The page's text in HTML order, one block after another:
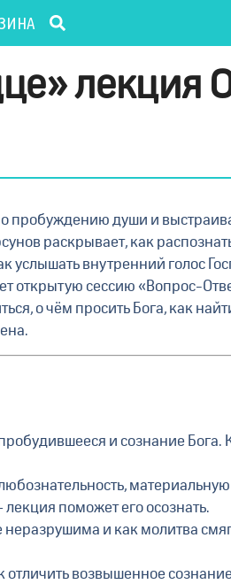
лекция
пробуждению души и
раскрывает, как
услышать внутренний голос
открытую сессию «Вопрос-
о чём просить Бога, как
и сознание Бога.
поможет его осознать.
неразрушима и как молитва
отличить возвышенное